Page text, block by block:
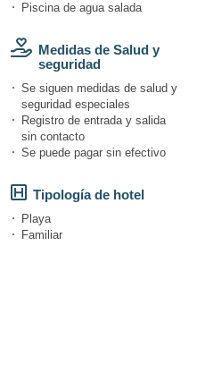
Piscina de agua salada
Medidas de Salud y
seguridad
Se siguen medidas de salud y
seguridad especiales
Registro de entrada y salida
sin contacto
Se puede pagar sin efectivo
Tipología de hotel
Playa
Familiar